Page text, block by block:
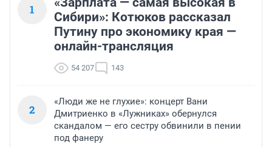
1
Сибири»: Котюков рассказал
Путину про экономику края —
онлайн-трансляция
54 207 143
2
«Люди же не глухие»: концерт Вани
Дмитриенко в «Лужниках» обернулся
скандалом — его сестру обвинили в пении
под фанеру